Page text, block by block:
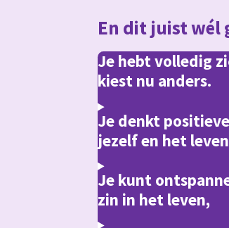
En dit juist wél
Je hebt volledig
kiest nu anders.
Je denkt
jezelf en het
Je kunt
zin in het leven,